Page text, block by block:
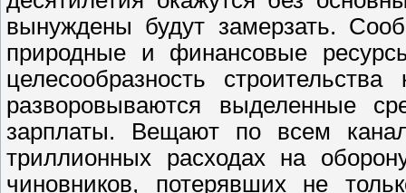
вынуждены будут замерзать.
природные и финансовые
целесообразность
разворовываются выделенные
зарплаты. Вещают по всем
триллионных расходах на
чиновников, потерявших не